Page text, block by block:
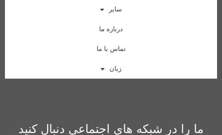
سایر
درباره ما
تماس با ما
زبان
ما را در شبکه های اجتماعی دنبال کنید